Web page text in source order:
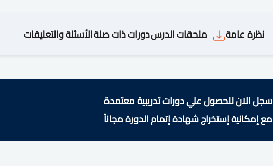
نظرة عامة ملحقات الدرسدورات ذات صلةالأسئلة والتعليقات
سجل الان للحصول علي دورات تدريبية معتمدة
مع إمكانية إستخراج شهادة إتمام الدورة مجاناً